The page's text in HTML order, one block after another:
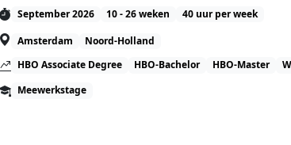
September 2026 10 - 26 weken
40 uur per week
Amsterdam
Noord-Holland
HBO Associate Degree
HBO-Bachelor HBO-Master
Meewerkstage